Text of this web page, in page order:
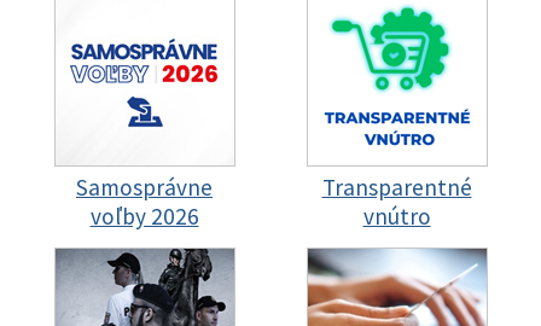
Samosprávne
voľby 2026
Transparentné
vnútro